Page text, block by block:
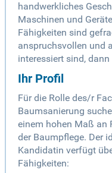
handwerkliches
Maschinen und
Fähigkeiten sind
anspruchsvollen und
interessiert sind,
Ihr Profil
Für die Rolle des/r
Baumsanierung
einem hohen Maß an
der Baumpflege. Der
Kandidatin verfügt
Fähigkeiten: